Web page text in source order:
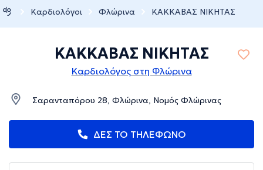
Καρδιολόγοι Φλώρινα ΚΑΚΚΑΒΑΣ ΝΙΚΗΤΑΣ
ΚΑΚΚΑΒΑΣ ΝΙΚΗΤΑΣ
Καρδιολόγος στη Φλώρινα
Σαρανταπόρου 28, Φλώρινα, Νομός Φλώρινας
ΔΕΣ ΤΟ ΤΗΛΕΦΩΝΟ